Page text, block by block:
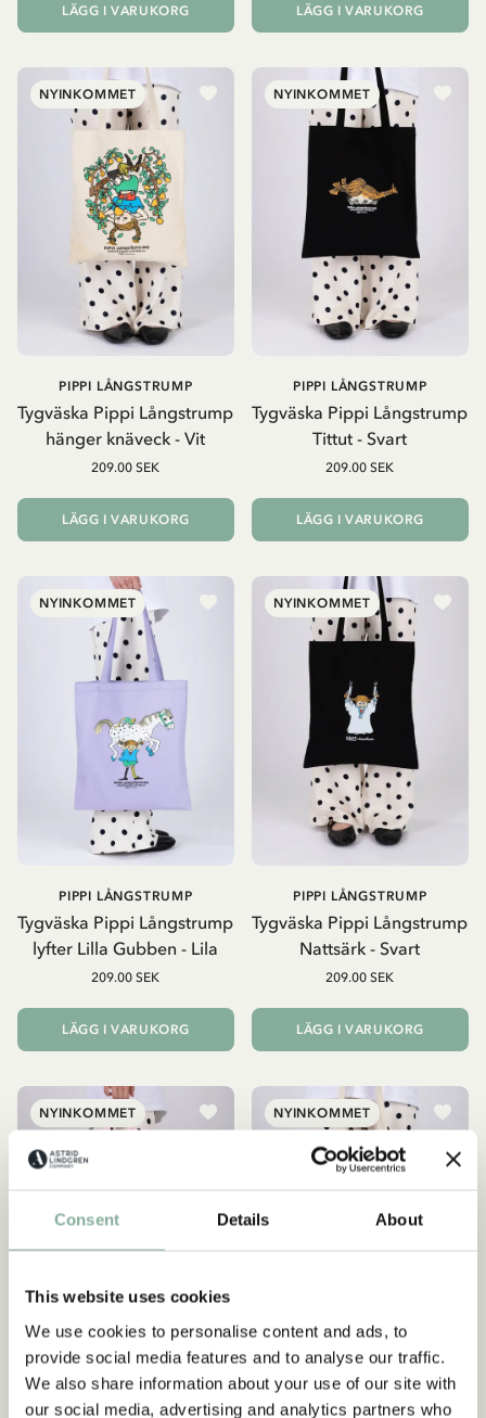
Consent Details About
This website uses cookies
We use cookies to personalise content and ads, to
provide social media features and to analyse our traffic.
We also share information about your use of our site with
our social media, advertising and analytics partners who
LÄGG I VARUKORG LÄGG I VARUKORG
NYINKOMMET
Tygväska Pippi Långstrump
hänger knäveck - Vit
PIPPI LÅNGSTRUMP
209.00 SEK
LÄGG I VARUKORG
NYINKOMMET
Tygväska Pippi Långstrump
Tittut - Svart
PIPPI LÅNGSTRUMP
209.00 SEK
LÄGG I VARUKORG
NYINKOMMET
Tygväska Pippi Långstrump
lyfter Lilla Gubben - Lila
PIPPI LÅNGSTRUMP
209.00 SEK
LÄGG I VARUKORG
NYINKOMMET
Tygväska Pippi Långstrump
Nattsärk - Svart
PIPPI LÅNGSTRUMP
209.00 SEK
LÄGG I VARUKORG
NYINKOMMET
PIPPI LÅNGSTRUMP
NYINKOMMET
PIPPI LÅNGSTRUMP